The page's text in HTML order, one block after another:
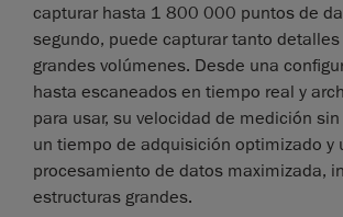
capturar hasta 1 800 000 puntos de
segundo, puede capturar tanto
grandes volúmenes. Desde una
hasta escaneados en tiempo real y
para usar, su velocidad de medición
un tiempo de adquisición optimizado y
procesamiento de datos maximizada,
estructuras grandes.